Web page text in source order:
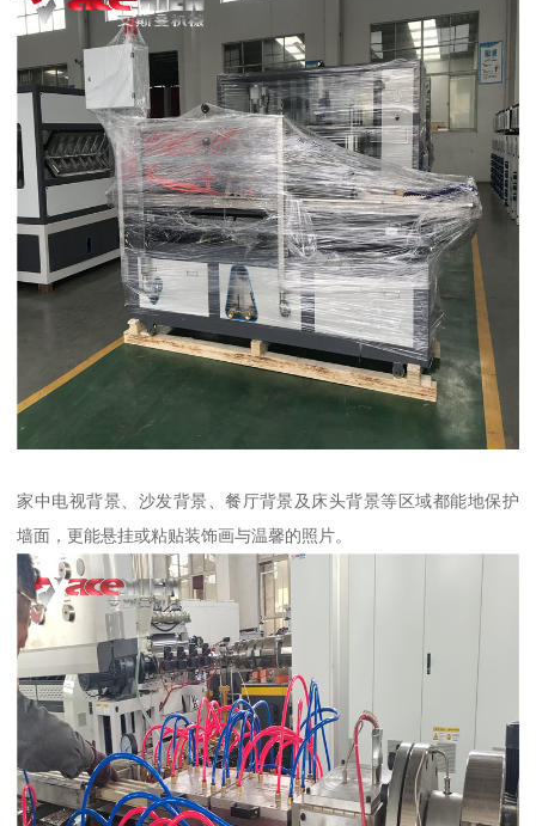
家中电视背景、沙发背景、餐厅背景及床头背景等区域都能地保护
墙面，更能悬挂或粘贴装饰画与温馨的照片。